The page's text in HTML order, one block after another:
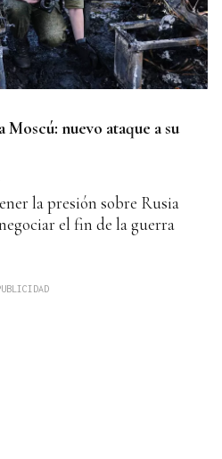
nuevo ataque a su
la presión sobre Rusia
el fin de la guerra